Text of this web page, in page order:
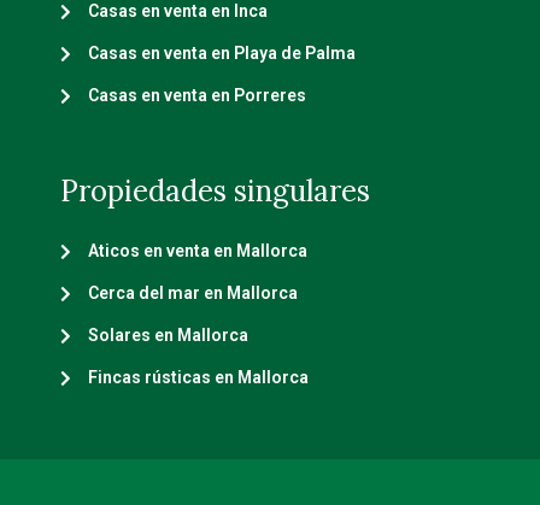
Casas en venta en Inca
Casas en venta en Playa de Palma
Casas en venta en Porreres
Propiedades singulares
Aticos en venta en Mallorca
Cerca del mar en Mallorca
Solares en Mallorca
Fincas rústicas en Mallorca